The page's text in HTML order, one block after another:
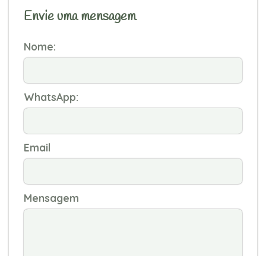
Envie uma mensagem
Nome:
WhatsApp:
Email
Mensagem